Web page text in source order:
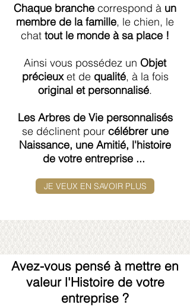
Chaque branche correspond à un
membre de la famille, le chien, le
chat tout le monde à sa place !
Ainsi vous possédez un Objet
précieuxet de qualité, à la fois
original et personnalisé.
Les Arbres de Vie personnalisés
se déclinent pourcélébrer une
Naissance, une Amitié, l'histoire
de votre entreprise ...
JE VEUX EN SAVOIR PLUS
Avez-vous pensé à mettre en
valeur l'Histoire de votre
entreprise ?